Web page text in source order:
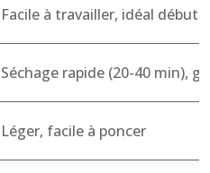
Facile à travailler, idéal
Séchage rapide (20-40 min),
Léger, facile à poncer